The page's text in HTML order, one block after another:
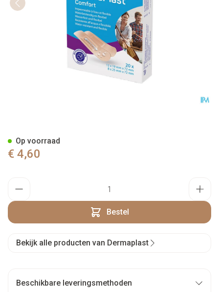
€ 4,60
Bestel
Op voorraad
Bekijk alle producten van Dermaplast
Beschikbare leveringsmethoden